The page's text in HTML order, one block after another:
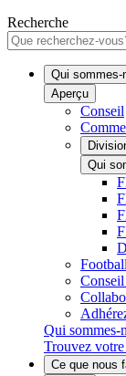
Recherche
Qui sommes-
Aperçu
Conseil
Qui
Qui sommes-
Trouvez
Ce que nous